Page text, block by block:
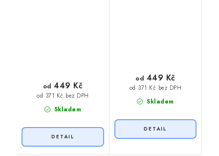
Skladem
od 371 Kč bez DPH
od 449 Kč
Skladem
od 371 Kč bez DPH
od 449 Kč